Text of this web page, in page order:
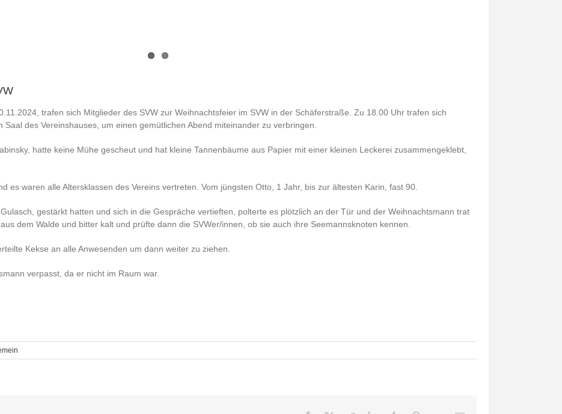
trafen sich Mitglieder des SVW zur Weihnachtsfeier im SVW in der Schäferstraße. Zu 18.00 Uhr trafen sich
Saal des Vereinshauses, um einen gemütlichen Abend miteinander zu verbringen.
hatte keine Mühe gescheut und hat kleine Tannenbäume aus Papier mit einer kleinen Leckerei zusammengeklebt,
es waren alle Altersklassen des Vereins vertreten. Vom jüngsten Otto, 1 Jahr, bis zur ältesten Karin, fast 90.
gestärkt hatten und sich in die Gespräche vertieften, polterte es plötzlich an der Tür und der Weihnachtsmann trat
dem Walde und bitter kalt und prüfte dann die SVWer/innen, ob sie auch ihre Seemannsknoten kennen.
Kekse an alle Anwesenden um dann weiter zu ziehen.
verpasst, da er nicht im Raum war.